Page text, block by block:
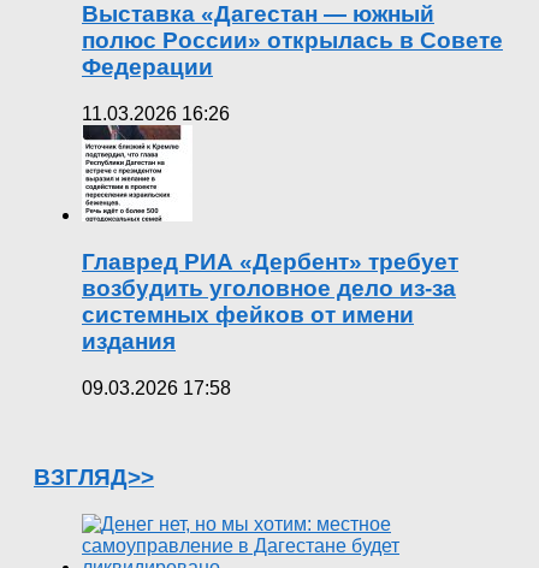
Выставка «Дагестан — южный
полюс России» открылась в Совете
Федерации
11.03.2026 16:26
Главред РИА «Дербент» требует
возбудить уголовное дело из-за
системных фейков от имени
издания
09.03.2026 17:58
ВЗГЛЯД>>